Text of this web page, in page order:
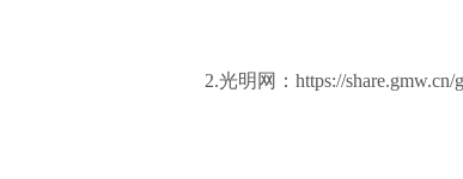
2.光明网：https://share.gmw.cn/